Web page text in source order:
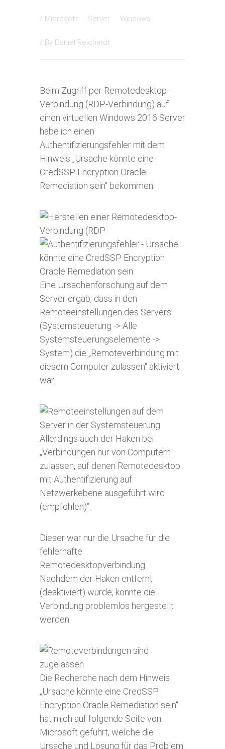
/ Microsoft Server Windows
/ By Daniel Reichardt
Beim Zugriff per Remotedesktop-
Verbindung (RDP-Verbindung) auf
einen virtuellen Windows 2016 Server
habe ich einen
Authentifizierungsfehler mit dem
Hinweis „Ursache könnte eine
CredSSP Encryption Oracle
Remediation sein“ bekommen.
Eine Ursachenforschung auf dem
Server ergab, dass in den
Remoteeinstellungen des Servers
(Systemsteuerung -> Alle
Systemsteuerungselemente ->
System) die „Remoteverbindung mit
diesem Computer zulassen“ aktiviert
war.
Allerdings auch der Haken bei
„Verbindungen nur von Computern
zulassen, auf denen Remotedesktop
mit Authentifizierung auf
Netzwerkebene ausgeführt wird
(empfohlen)“.
Dieser war nur die Ursache für die
fehlerhafte
Remotedesktopverbindung.
Nachdem der Haken entfernt
(deaktiviert) wurde, konnte die
Verbindung problemlos hergestellt
werden.
Die Recherche nach dem Hinweis
„Ursache könnte eine CredSSP
Encryption Oracle Remediation sein“
hat mich auf folgende Seite von
Microsoft geführt, welche die
Ursache und Lösung für das Problem